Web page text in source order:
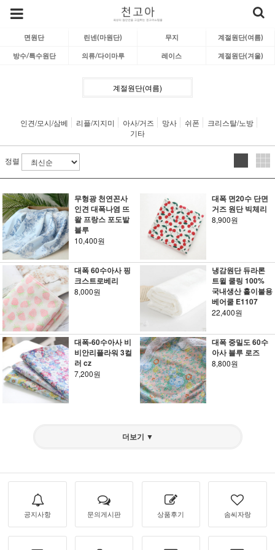
면원단 린넨(마원단) 무지 계절원단(여름)
방수/특수원단 의류/다이마루 레이스 계절원단(겨울)
계절원단(여름)
인견/모시/삼베 리플/지지미 아사/거즈 망사 쉬폰
크리스탈/노방
기타
정렬
무형광 천연꼰사
인견 대폭나염 뜨
왈 프랑스 포도밭
블루
10,400원
대폭 면20수 단면
거즈 원단 빅체리
8,900원
대폭 60수아사 핑
크스트로베리
8,000원
냉감원단 듀라론
트윌 쿨링 100%
국내생산 홑이불용
베어쿨 E1107
22,400원
대폭-60수아사 비
비안리플라워 3컬
러 cz
7,200원
대폭 중밀도 60수
아사 블루 로즈
8,800원
더보기 ▼
공지사항 문의게시판 상품후기 솜씨자랑